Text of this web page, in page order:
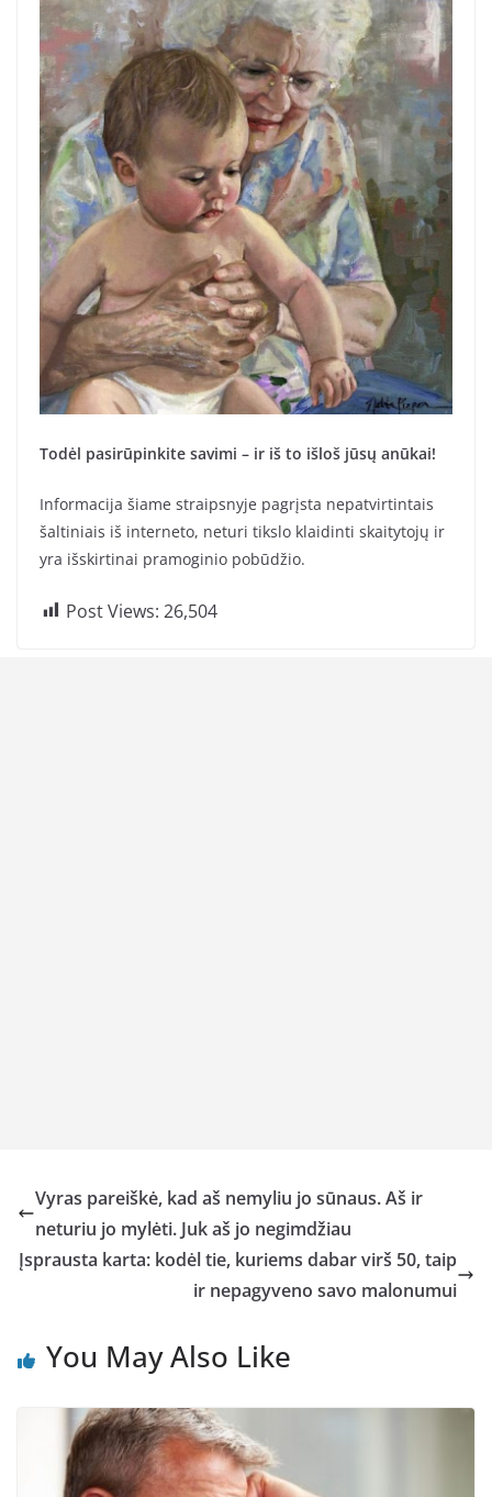
Todėl pasirūpinkite savimi – ir iš to išloš jūsų anūkai!
Informacija šiame straipsnyje pagrįsta nepatvirtintais
šaltiniais iš interneto, neturi tikslo klaidinti skaitytojų ir
yra išskirtinai pramoginio pobūdžio.
Post Views: 26,504
Vyras pareiškė, kad aš nemyliu jo sūnaus. Aš ir
neturiu jo mylėti. Juk aš jo negimdžiau
Įsprausta karta: kodėl tie, kuriems dabar virš 50, taip
ir nepagyveno savo malonumui
You May Also Like